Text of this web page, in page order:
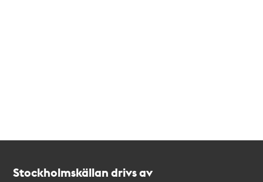
Stockholmskällan drivs av